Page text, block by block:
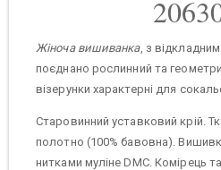
Жіноча вишиванка, з
поєднано рослинний та
візерунки характерні для
Старовинний уставковий крій.
полотно (100% бавовна).
нитками муліне DMC. Комірець